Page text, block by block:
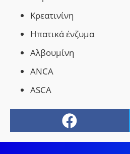
Kρεατινίνη
Hπατικά ένζυμα
Aλβουμίνη
ANCA
ASCA